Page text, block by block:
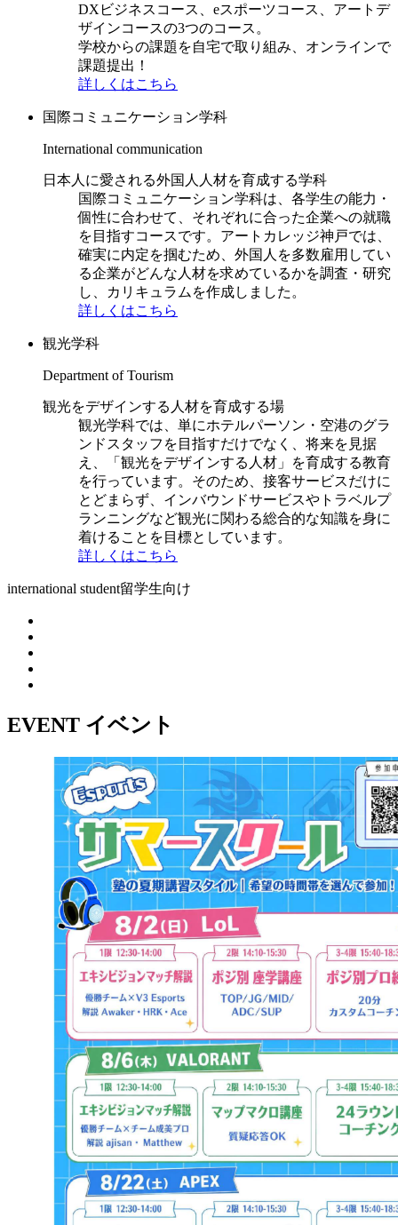
DXビジネスコース、eスポーツコース、アートデ
ザインコースの3つのコース。
学校からの課題を自宅で取り組み、オンラインで
課題提出！
詳しくはこちら
国際コミュニケーション学科
International communication
日本人に愛される外国人人材を育成する学科
国際コミュニケーション学科は、各学生の能力・
個性に合わせて、それぞれに合った企業への就職
を目指すコースです。アートカレッジ神戸では、
確実に内定を掴むため、外国人を多数雇用してい
る企業がどんな人材を求めているかを調査・研究
し、カリキュラムを作成しました。
詳しくはこちら
観光学科
Department of Tourism
観光をデザインする人材を育成する場
観光学科では、単にホテルパーソン・空港のグラ
ンドスタッフを目指すだけでなく、将来を見据
え、「観光をデザインする人材」を育成する教育
を行っています。そのため、接客サービスだけに
とどまらず、インバウンドサービスやトラベルプ
ランニングなど観光に関わる総合的な知識を身に
着けることを目標としています。
詳しくはこちら
international student留学生向け
EVENT イベント